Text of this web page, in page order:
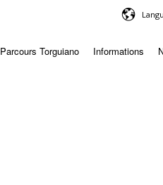
Parcours Torguiano Informations